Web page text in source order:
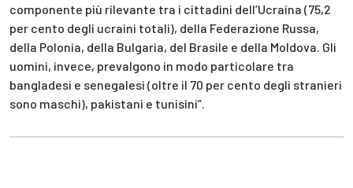
componente più rilevante tra i cittadini dell’Ucraina (75,2
per cento degli ucraini totali), della Federazione Russa,
della Polonia, della Bulgaria, del Brasile e della Moldova. Gli
uomini, invece, prevalgono in modo particolare tra
bangladesi e senegalesi (oltre il 70 per cento degli stranieri
sono maschi), pakistani e tunisini”.